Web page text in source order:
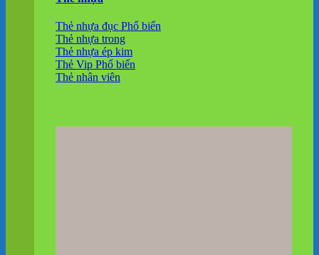
Thẻ nhựa đục
Thẻ nhựa trong
Thẻ nhựa ép kim
Thẻ Vip
Thẻ nhân viên